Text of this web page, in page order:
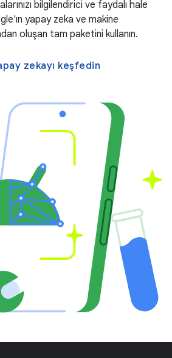
bilgilendirici ve faydalı hale
yapay zeka ve makine
oluşan tam paketini kullanın.
zekayı keşfedin